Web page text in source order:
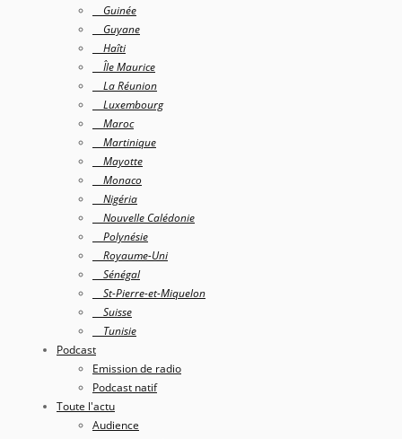
Guinée
Guyane
Haîti
Île Maurice
La Réunion
Luxembourg
Maroc
Martinique
Mayotte
Monaco
Nigéria
Nouvelle Calédonie
Polynésie
Royaume-Uni
Sénégal
St-Pierre-et-Miquelon
Suisse
Tunisie
Podcast
Emission de radio
Podcast natif
Toute l'actu
Audience